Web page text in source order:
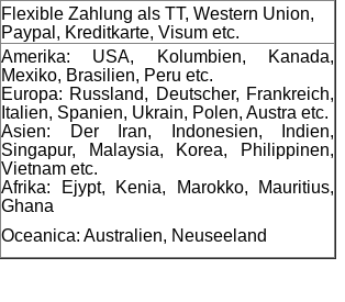
Flexible Zahlung als TT, Western Union,
Paypal, Kreditkarte, Visum etc.
Amerika: USA, Kolumbien, Kanada,
Mexiko, Brasilien, Peru etc.
Europa: Russland, Deutscher, Frankreich,
Italien, Spanien, Ukrain, Polen, Austra etc.
Asien: Der Iran, Indonesien, Indien,
Singapur, Malaysia, Korea, Philippinen,
Vietnam etc.
Afrika: Ejypt, Kenia, Marokko, Mauritius,
Ghana
Oceanica: Australien, Neuseeland